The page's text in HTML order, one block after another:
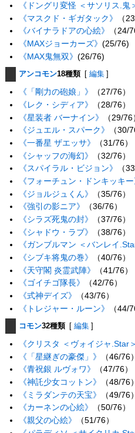
《ドングリ変怪 ＜サソリス.鬼
《マスクド・ギガタック》
（
《バイナラドアの心絵》
（24/
《MAXジョーカーズ》(25/76)
《MAX鬼無双》(26/76)
アンコモン18種類 [ 編集 ]
《「剛力の砲娘」》
（27/76）
《レク・シディア》
（28/76）
《星装者 バーナイン》
（29/76
《ジュエル・スパーク》
（30/
《一番星 ザエッサ》
（31/76）
《シャッフの海幻》
（32/76）
《スパイラル・ビジョン》
（
《フォーチュン・ドンキッキー
《ジョルジュくん》
（35/76）
《強引の影ニア》
（36/76）
《シラズ死鬼の封》
（37/76）
《シャドウ・ラブ》
（38/76）
《ガンブルマン ＜バンレイ
《シブキ将鬼の巻》
（40/76）
《天守閣 炎霊武陣》
（41/76）
《ゴイチゴ隊長》
（42/76）
《式神デイズ》
（43/76）
《トレジャー・ルーン》
（44/
コモン32種類 [ 編集 ]
《クリスタ ＜ヴォイジャ.Star＞
《「星継ぎの豪傑」》
（46/76）
《青祝銀 ルヴォワ》
（47/76）
《神託少女コットン》
（48/76）
《ミラダンテの天宝》
（49/76）
《カーネンの心絵》
（50/76）
《親父の心絵》
（51/76）